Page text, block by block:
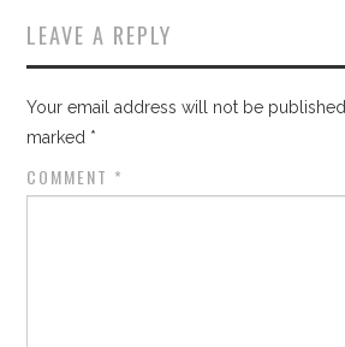
LEAVE A REPLY
Your email address will not be published.
marked *
COMMENT *